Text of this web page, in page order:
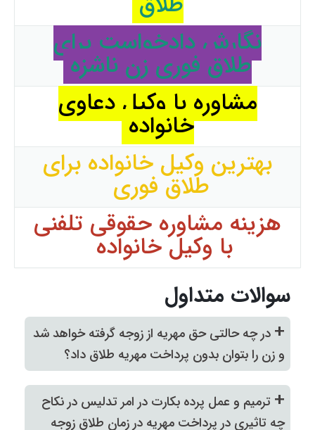
نگارش دادخواست برای
طلاق فوری زن ناشزه
مشاوره با وکیل دعاوی
خانواده
بهترین وکیل خانواده برای
طلاق فوری
هزینه مشاوره حقوقی تلفنی
با وکیل خانواده
سوالات متداول
+ در چه حالتی حق مهریه از زوجه گرفته خواهد شد
و زن را بتوان بدون پرداخت مهریه طلاق داد؟
+ ترمیم و عمل پرده بکارت در امر تدلیس در نکاح
چه تاثیری در پرداخت مهریه در زمان طلاق زوجه